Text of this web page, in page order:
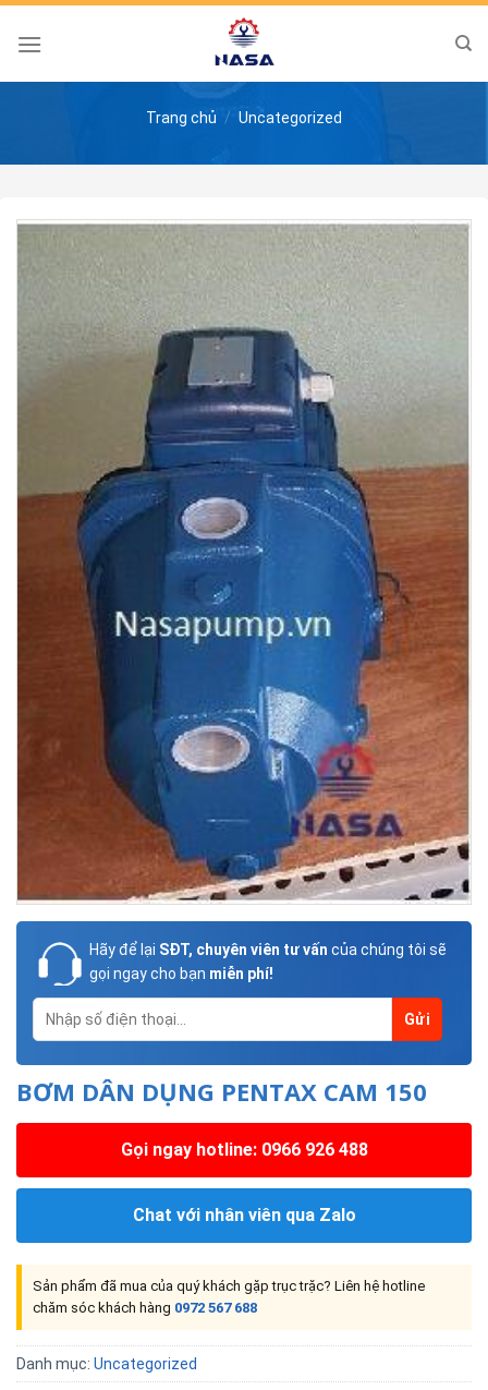
Skip
Trang chủ / Uncategorized
Hãy để lại SĐT, chuyên viên tư vấn của chúng tôi sẽ
gọi ngay cho bạn miễn phí!
BƠM DÂN DỤNG PENTAX CAM 150
Gọi ngay hotline: 0966 926 488
Chat với nhân viên qua Zalo
Sản phẩm đã mua của quý khách gặp trục trặc? Liên hệ hotline
chăm sóc khách hàng 0972 567 688
Danh mục: Uncategorized